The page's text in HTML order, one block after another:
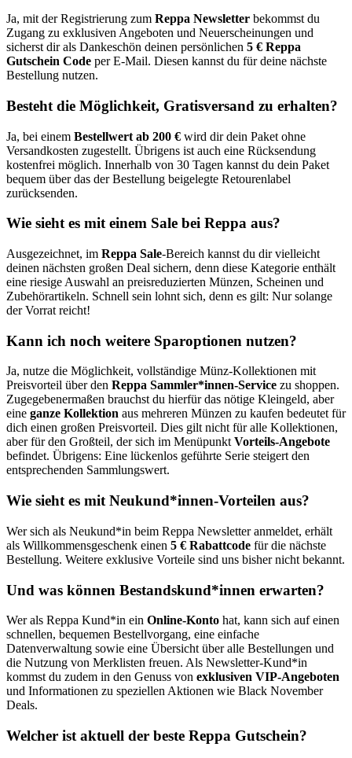
Ja, mit der Registrierung zum Reppa Newsletter bekommst du
Zugang zu exklusiven Angeboten und Neuerscheinungen und
sicherst dir als Dankeschön deinen persönlichen 5 € Reppa
Gutschein Code per E-Mail. Diesen kannst du für deine nächste
Bestellung nutzen.
Besteht die Möglichkeit, Gratisversand zu erhalten?
Ja, bei einem Bestellwert ab 200 € wird dir dein Paket ohne
Versandkosten zugestellt. Übrigens ist auch eine Rücksendung
kostenfrei möglich. Innerhalb von 30 Tagen kannst du dein Paket
bequem über das der Bestellung beigelegte Retourenlabel
zurücksenden.
Wie sieht es mit einem Sale bei Reppa aus?
Ausgezeichnet, im Reppa Sale-Bereich kannst du dir vielleicht
deinen nächsten großen Deal sichern, denn diese Kategorie enthält
eine riesige Auswahl an preisreduzierten Münzen, Scheinen und
Zubehörartikeln. Schnell sein lohnt sich, denn es gilt: Nur solange
der Vorrat reicht!
Kann ich noch weitere Sparoptionen nutzen?
Ja, nutze die Möglichkeit, vollständige Münz-Kollektionen mit
Preisvorteil über den Reppa Sammler*innen-Service zu shoppen.
Zugegebenermaßen brauchst du hierfür das nötige Kleingeld, aber
eine ganze Kollektion aus mehreren Münzen zu kaufen bedeutet für
dich einen großen Preisvorteil. Dies gilt nicht für alle Kollektionen,
aber für den Großteil, der sich im Menüpunkt Vorteils-Angebote
befindet. Übrigens: Eine lückenlos geführte Serie steigert den
entsprechenden Sammlungswert.
Wie sieht es mit Neukund*innen-Vorteilen aus?
Wer sich als Neukund*in beim Reppa Newsletter anmeldet, erhält
als Willkommensgeschenk einen 5 € Rabattcode für die nächste
Bestellung. Weitere exklusive Vorteile sind uns bisher nicht bekannt.
Und was können Bestandskund*innen erwarten?
Wer als Reppa Kund*in ein Online-Konto hat, kann sich auf einen
schnellen, bequemen Bestellvorgang, eine einfache
Datenverwaltung sowie eine Übersicht über alle Bestellungen und
die Nutzung von Merklisten freuen. Als Newsletter-Kund*in
kommst du zudem in den Genuss von exklusiven VIP-Angeboten
und Informationen zu speziellen Aktionen wie Black November
Deals.
Welcher ist aktuell der beste Reppa Gutschein?